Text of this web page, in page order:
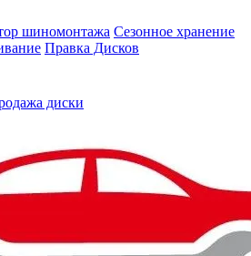
шиномонтажа Сезонное хранение
Правка Дисков
диски